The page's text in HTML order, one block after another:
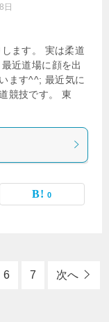
日
ます。 実は柔道
近道場に顔を出
ます^^; 最近気に
競技です。 東
0
6 7 次へ